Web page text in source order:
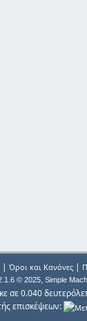
| Όροι και Κανόνες|
© 2025, Simple
σε 0.040
επισκέψεων: